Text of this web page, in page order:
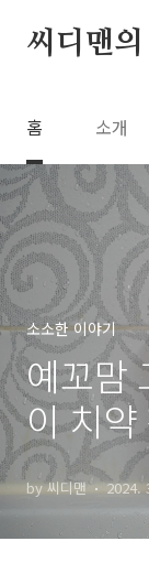
씨디맨의
홈 소개
소소한 이야기
예꼬맘
이 치약
샴푸
by 씨디맨 2024.